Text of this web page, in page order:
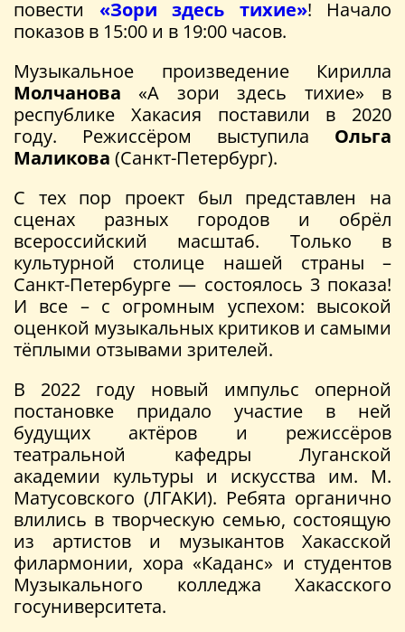
повести «Зори здесь тихие»! Начало
показов в 15:00 и в 19:00 часов.
Музыкальное произведение Кирилла
Молчанова «А зори здесь тихие» в
республике Хакасия поставили в 2020
году. Режиссёром выступила Ольга
Маликова (Санкт-Петербург).
С тех пор проект был представлен на
сценах разных городов и обрёл
всероссийский масштаб. Только в
культурной столице нашей страны –
Санкт-Петербурге — состоялось 3 показа!
И все – с огромным успехом: высокой
оценкой музыкальных критиков и самыми
тёплыми отзывами зрителей.
В 2022 году новый импульс оперной
постановке придало участие в ней
будущих актёров и режиссёров
театральной кафедры Луганской
академии культуры и искусства им. М.
Матусовского (ЛГАКИ). Ребята органично
влились в творческую семью, состоящую
из артистов и музыкантов Хакасской
филармонии, хора «Каданс» и студентов
Музыкального колледжа Хакасского
госуниверситета.